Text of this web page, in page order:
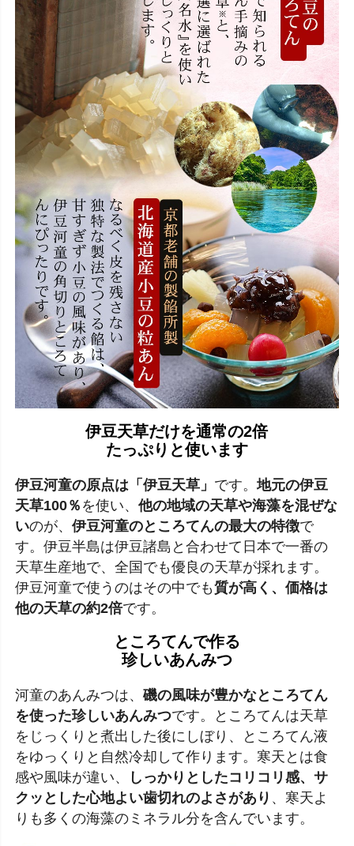
伊豆天草だけを通常の2倍
たっぷりと使います
伊豆河童の原点は「伊豆天草」 です。地元の伊豆
天草100％ を使い、 他の地域の天草や海藻を混ぜな
いのが、 伊豆河童のところてんの最大の特徴で
す。伊豆半島は伊豆諸島と合わせて日本で一番の
天草生産地で、全国でも優良の天草が採れます。
伊豆河童で使うのはその中でも質が高く、価格は
他の天草の約2倍です。
ところてんで作る
珍しいあんみつ
河童のあんみつは、 磯の風味が豊かなところてん
を使った珍しいあんみつです。ところてんは天草
をじっくりと煮出した後にしぼり、ところてん液
をゆっくりと自然冷却して作ります。寒天とは食
感や風味が違い、
しっかりとしたコリコリ感、サ
クッとした心地よい歯切れのよさがあり 、寒天よ
りも多くの海藻のミネラル分を含んでいます。